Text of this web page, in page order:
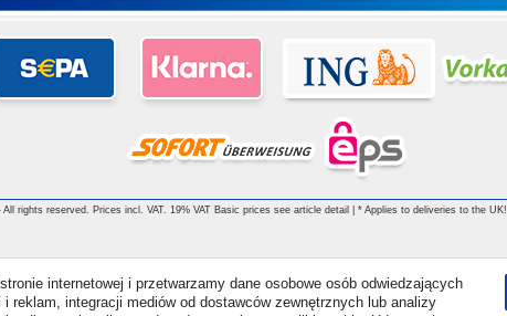
rights reserved. Prices incl. VAT. 19% VAT Basic prices see article detail | * Applies to deliveries to the UK!
internetowej i przetwarzamy dane osobowe osób odwiedzających
integracji mediów od dostawców zewnętrznych lub analizy